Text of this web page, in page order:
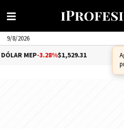
9/8/2026
MEP-3.28%$1,529.31